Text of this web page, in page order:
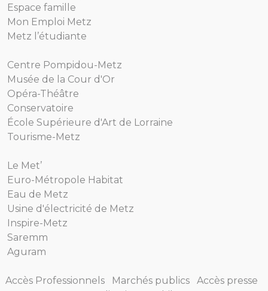
Espace famille
Mon Emploi Metz
Metz l’étudiante
Centre Pompidou-Metz
Musée de la Cour d'Or
Opéra-Théâtre
Conservatoire
École Supérieure d'Art de Lorraine
Tourisme-Metz
Le Met’
Euro-Métropole Habitat
Eau de Metz
Usine d'électricité de Metz
Inspire-Metz
Saremm
Aguram
Accès Professionnels Marchés publics
Accès presse